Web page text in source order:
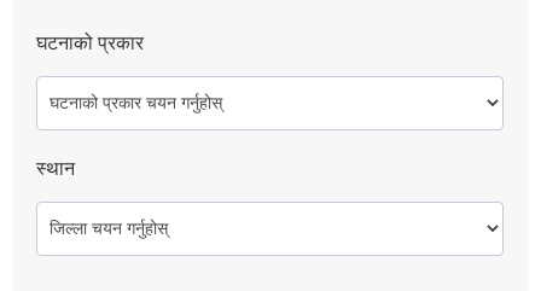
घटनाको प्रकार
स्थान